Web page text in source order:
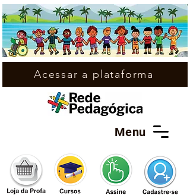
Menu
Acessar a plataforma